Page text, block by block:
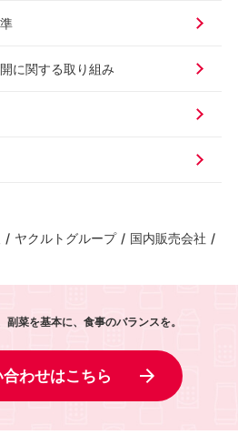
に関する取り組み
/ ヤクルトグループ / 国内販売会社 /
菜を基本に、食事のバランスを。
わせはこちら